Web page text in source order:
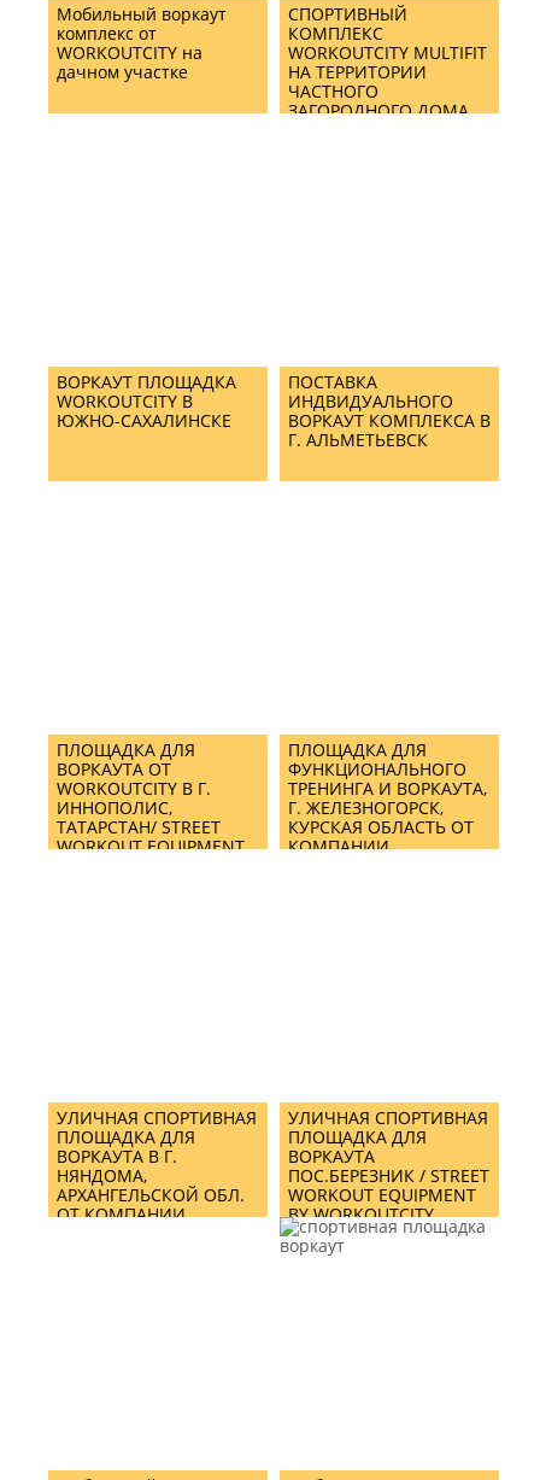
Мобильный воркаут
комплекс от
WORKOUTCITY на
дачном участке
СПОРТИВНЫЙ
КОМПЛЕКС
WORKOUTCITY MULTIFIT
НА ТЕРРИТОРИИ
ЧАСТНОГО
ЗАГОРОДНОГО ДОМА
ВОРКАУТ ПЛОЩАДКА
WORKOUTCITY В
ЮЖНО-САХАЛИНСКЕ
ПОСТАВКА
ИНДВИДУАЛЬНОГО
ВОРКАУТ КОМПЛЕКСА В
Г. АЛЬМЕТЬЕВСК
ПЛОЩАДКА ДЛЯ
ВОРКАУТА ОТ
WORKOUTCITY В Г.
ИННОПОЛИС,
ТАТАРСТАН/ STREET
WORKOUT EQUIPMENT
ПЛОЩАДКА ДЛЯ
ФУНКЦИОНАЛЬНОГО
ТРЕНИНГА И ВОРКАУТА,
Г. ЖЕЛЕЗНОГОРСК,
КУРСКАЯ ОБЛАСТЬ ОТ
КОМПАНИИ
УЛИЧНАЯ СПОРТИВНАЯ
ПЛОЩАДКА ДЛЯ
ВОРКАУТА В Г.
НЯНДОМА,
АРХАНГЕЛЬСКОЙ ОБЛ.
ОТ КОМПАНИИ
УЛИЧНАЯ СПОРТИВНАЯ
ПЛОЩАДКА ДЛЯ
ВОРКАУТА
ПОС.БЕРЕЗНИК / STREET
WORKOUT EQUIPMENT
BY WORKOUTCITY